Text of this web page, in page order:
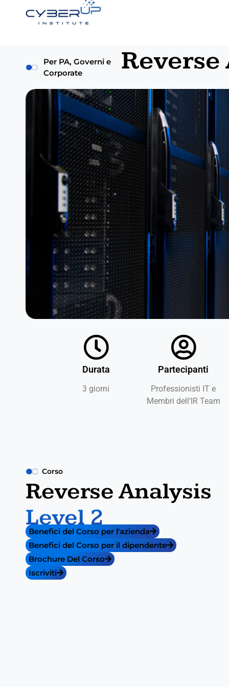
Per PA, Governi e
Corporate
Reverse
Durata
3 giorni
Partecipanti
Professionisti IT e
Membri dell’IR Team
Corso
Reverse Analysis
Level 2
Benefici del Corso per l'azienda
Benefici del Corso per il dipendente
Brochure Del Corso
Iscriviti